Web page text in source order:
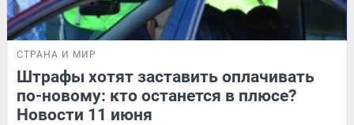
СТРАНА И МИР
Штрафы хотят заставить оплачивать
по-новому: кто останется в плюсе?
Новости 11 июня